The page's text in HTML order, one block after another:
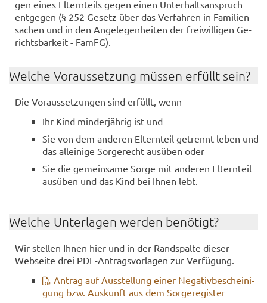
gen eines El­tern­teils gegen einen Un­ter­halts­an­spruch
ent­ge­gen (§ 252 Ge­setz über das Ver­fah­ren in Fa­mi­li­en­
sa­chen und in den An­ge­le­gen­hei­ten der frei­wil­li­gen Ge­
richts­bar­keit - FamFG).
Wel­che Vor­aus­set­zung müs­sen er­füllt sein?
Die Vor­aus­set­zun­gen sind er­füllt, wenn
Ihr Kind min­der­jäh­rig ist und
Sie von dem an­de­ren El­tern­teil ge­trennt leben und
das al­lei­ni­ge Sor­ge­recht aus­üben oder
Sie die ge­mein­sa­me Sorge mit an­de­ren El­tern­teil
aus­üben und das Kind bei Ihnen lebt.
Wel­che Un­ter­la­gen wer­den be­nö­tigt?
Wir stel­len Ihnen hier und in der Rand­spal­te die­ser
Web­sei­te drei PDF-​Antragsvorlagen zur Ver­fü­gung.
An­trag auf Aus­stel­lung einer Ne­ga­tiv­be­schei­ni­
gung bzw. Aus­kunft aus dem Sor­ge­re­gis­ter